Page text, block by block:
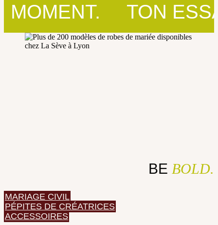
TON
BE BOLD.
MARIAGE CIVIL
PÉPITES DE CRÉATRICES
ACCESSOIRES